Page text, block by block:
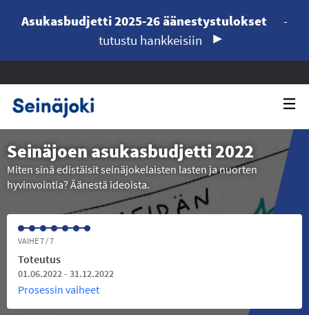
Asukasbudjetti 2025-26 äänestystulokset
-
tutustu hankkeisiin
Seinäjoen asukasbudjetti 2022
Miten sinä edistäisit seinäjokelaisten lasten ja nuorten
hyvinvointia? Äänestä ideoista.
VAIHE 7 / 7
Toteutus
01.06.2022 - 31.12.2022
Prosessin vaiheet